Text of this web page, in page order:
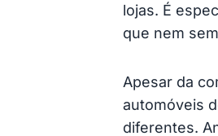
lojas. É
que nem
Apesar da
automóveis
diferentes.